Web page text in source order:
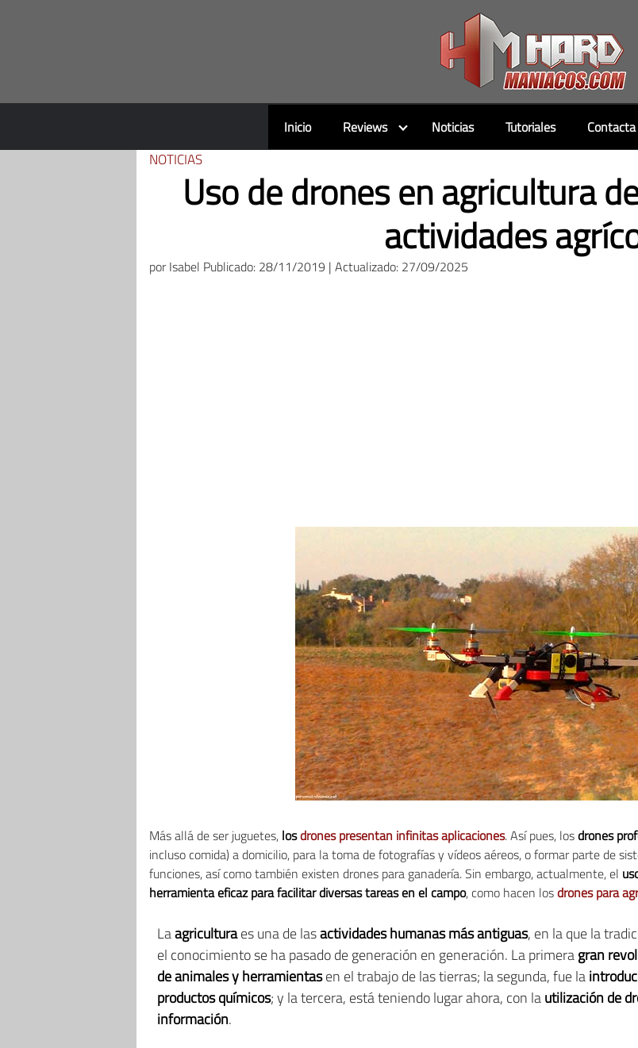
Inicio Reviews Noticias Tutoriales
NOTICIAS
Uso de drones en agricultura
actividades
porIsabel Publicado: 28/11/2019 | Actualizado: 27/09/2025
Más allá de ser juguetes, losdrones presentan infinitas aplicaciones. Así pues, losdrones
incluso comida) a domicilio, para la toma de fotografías y vídeos aéreos, o formar parte de
funciones, así como también existen drones para ganadería. Sin embargo, actualmente, el
herramienta eficaz para facilitar diversas tareas en el campo, como hacen losdrones para
Laagriculturaes una de lasactividades humanas más antiguas, en la que la
el conocimiento se ha pasado de generación en generación. La primeragran
de animales y herramientasen el trabajo de las tierras; la segunda, fue la
productos químicos; y la tercera, está teniendo lugar ahora, con lautilización de
información.